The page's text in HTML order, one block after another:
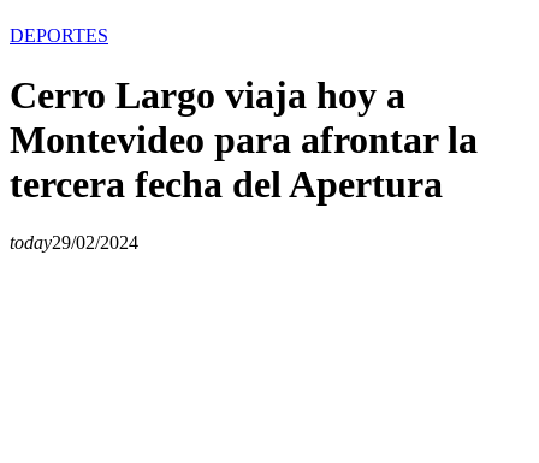
DEPORTES
Cerro Largo viaja hoy a
Montevideo para afrontar la
tercera fecha del Apertura
today29/02/2024